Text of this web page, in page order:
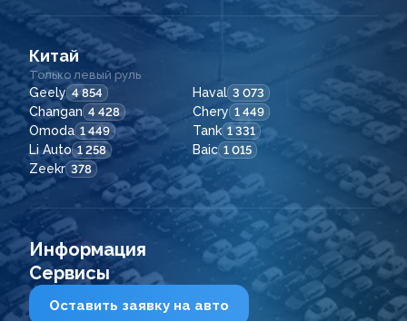
Китай
Только левый руль
Geely 4 854 Haval 3 073
Changan 4 428 Chery 1 449
Omoda 1 449 Tank 1 331
Li Auto 1 258 Baic 1 015
Zeekr 378
Информация
Сервисы
Оставить заявку на авто